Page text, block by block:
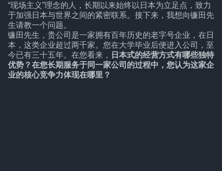
“现场主义”理念的人，长期以来始终以日本为立足点，致力
于加强日本与世界之间的紧密联系。接下来，我想向镰田先
生请教一个问题。
镰田先生，贵公司是一家拥有百年历史的老字号企业，在日
本，这类企业超过两千家。您在大学毕业后便进入公司，至
今已有三十五年。在您看来，
日本式的经营方式有哪些独特
优势？在您长期服务于同一家公司的过程中，您认为这家企
业的核心竞争力体现在哪里？